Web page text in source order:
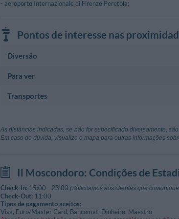
- aeroporto Internazionale di Firenze Peretola;
Pontos de interesse nas
Diversão
Centro Esportivo
Via Dello Stadio - Castelfranco Di Sotto
Para ver
Monumento Histórico
Pieve Di San Giovanni
Piazza Della Pieve - Montopoli In Val D'Arno
Transportes
Aeroporto Lucca Tassignano
Capannori (Lucca)
Estação
San Romano Montopoli Santa Croce
Piazza Della Stazione - San Romano
As distâncias indicadas, se não for especificado diversamente,
Em caso de dúvida, visualize o mapa para outras informações
Il Moscondoro: Condições de
Check-In: 15:00 - 23:00 (Solicitamos aos clientes que
Check-Out: 11:00
Tipos de pagamento aceitos:
Visa, Euro/Master Card, Bancomat, Dinheiro, Maestro